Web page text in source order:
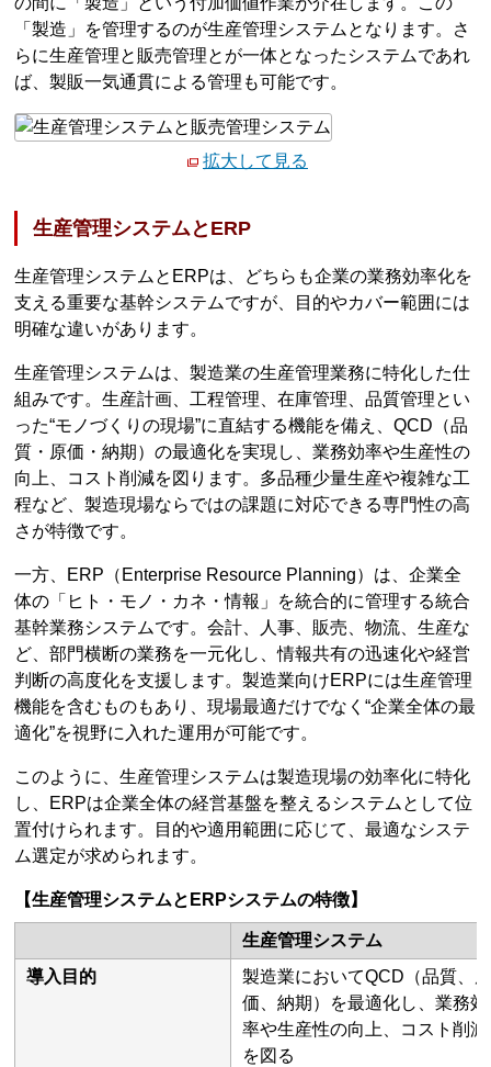
「製造」を管理するのが生産管理システムとなります。さ
らに生産管理と販売管理とが一体となったシステムであれ
ば、製販一気通貫による管理も可能です。
拡大して見る
生産管理システムとERP
生産管理システムとERPは、どちらも企業の業務効率化を
支える重要な基幹システムですが、目的やカバー範囲には
明確な違いがあります。
生産管理システムは、製造業の生産管理業務に特化した仕
組みです。生産計画、工程管理、在庫管理、品質管理とい
った“モノづくりの現場”に直結する機能を備え、QCD（品
質・原価・納期）の最適化を実現し、業務効率や生産性の
向上、コスト削減を図ります。多品種少量生産や複雑な工
程など、製造現場ならではの課題に対応できる専門性の高
さが特徴です。
一方、ERP（Enterprise Resource Planning）は、企業全
体の「ヒト・モノ・カネ・情報」を統合的に管理する統合
基幹業務システムです。会計、人事、販売、物流、生産な
ど、部門横断の業務を一元化し、情報共有の迅速化や経営
判断の高度化を支援します。製造業向けERPには生産管理
機能を含むものもあり、現場最適だけでなく“企業全体の最
適化”を視野に入れた運用が可能です。
このように、生産管理システムは製造現場の効率化に特化
し、ERPは企業全体の経営基盤を整えるシステムとして位
置付けられます。目的や適用範囲に応じて、最適なシステ
ム選定が求められます。
【生産管理システムとERPシステムの特徴】
生産管理システム
導入目的
製造業においてQCD（品質、
価、納期）を最適化し、業務効
率や生産性の向上、コスト削減
を図る